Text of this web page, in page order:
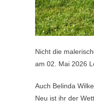
Nicht die
am 02. Mai 2026
Auch Belinda
Neu ist ihr der